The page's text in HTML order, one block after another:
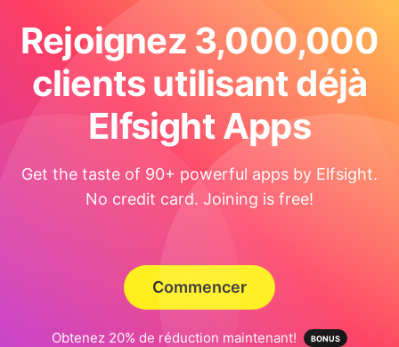
Rejoignez 3,000,000
clients utilisant déjà
Elfsight Apps
Get the taste of 90+ powerful apps by Elfsight.
No credit card. Joining is free!
Commencer
Obtenez 20% de réduction maintenant!